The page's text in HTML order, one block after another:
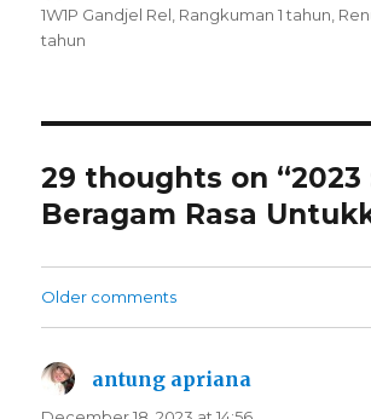
on
1W1P Gandjel Rel Rangkuman 1 tahun
tahun
29 thoughts on “2023
Beragam Rasa
Comments
Older comments
antung apriana